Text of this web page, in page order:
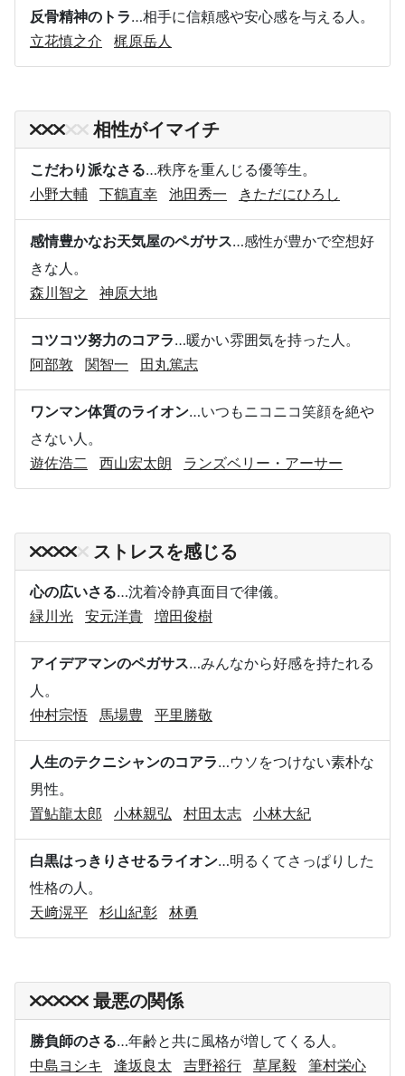
反骨精神のトラ…相手に信頼感や安心感を与える人。
立花慎之介
梶原岳人
相性がイマイチ
こだわり派なさる…秩序を重んじる優等生。
小野大輔
下鶴直幸 池田秀一 きただにひろし
感情豊かなお天気屋のペガサス…感性が豊かで空想好
きな人。
森川智之
神原大地
コツコツ努力のコアラ…暖かい雰囲気を持った人。
阿部敦
関智一 田丸篤志
ワンマン体質のライオン…いつもニコニコ笑顔を絶や
さない人。
遊佐浩二
西山宏太朗 ランズベリー・アーサー
ストレスを感じる
心の広いさる…沈着冷静真面目で律儀。
緑川光
安元洋貴 増田俊樹
アイデアマンのペガサス…みんなから好感を持たれる
人。
仲村宗悟
馬場豊 平里勝敬
人生のテクニシャンのコアラ…ウソをつけない素朴な
男性。
置鮎龍太郎
小林親弘 村田太志 小林大紀
白黒はっきりさせるライオン…明るくてさっぱりした
性格の人。
天﨑滉平
杉山紀彰 林勇
最悪の関係
勝負師のさる…年齢と共に風格が増してくる人。
中島ヨシキ
逢坂良太 吉野裕行 草尾毅
筆村栄心